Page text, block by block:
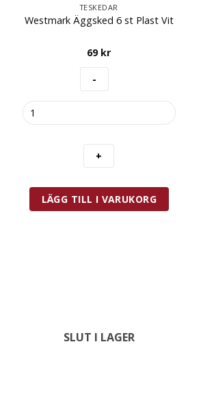
TESKEDAR
Westmark Äggsked 6 st Plast Vit
69 kr
Westmark
Äggsked
mängd
LÄGG TILL I VARUKORG
SLUT I LAGER